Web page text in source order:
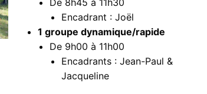
De 8h45 à 11h30
Encadrant : Joël
1 groupe dynamique/rapide
De 9h00 à 11h00
Encadrants : Jean-Paul &
Jacqueline